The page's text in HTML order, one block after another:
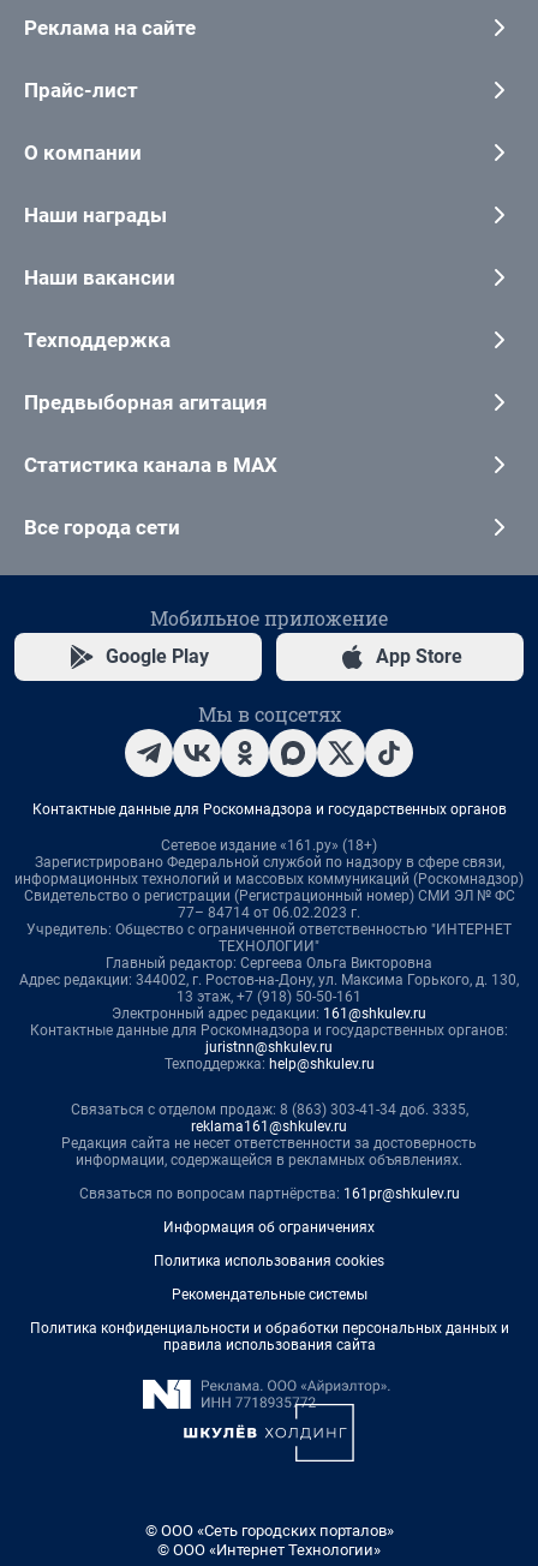
Реклама на сайте
Прайс-лист
О компании
Наши награды
Наши вакансии
Техподдержка
Предвыборная агитация
Статистика канала в MAX
Все города сети
Мобильное приложение
Google Play App Store
Мы в соцсетях
Контактные данные для Роскомнадзора и государственных органов
Сетевое издание «161.ру» (18+)
Зарегистрировано Федеральной службой по надзору в сфере связи,
информационных технологий и массовых коммуникаций (Роскомнадзор)
Свидетельство о регистрации (Регистрационный номер) СМИ ЭЛ № ФС
77– 84714 от 06.02.2023 г.
Учредитель: Общество с ограниченной ответственностью "ИНТЕРНЕТ
ТЕХНОЛОГИИ"
Главный редактор: Сергеева Ольга Викторовна
Адрес редакции: 344002, г. Ростов-на-Дону, ул. Максима Горького, д. 130,
13 этаж, +7 (918) 50-50-161
Электронный адрес редакции: 161@shkulev.ru
Контактные данные для Роскомнадзора и государственных органов:
juristnn@shkulev.ru
Техподдержка: help@shkulev.ru
Связаться с отделом продаж: 8 (863) 303-41-34 доб. 3335,
reklama161@shkulev.ru
Редакция сайта не несет ответственности за достоверность
информации, содержащейся в рекламных объявлениях.
Связаться по вопросам партнёрства: 161pr@shkulev.ru
Информация об ограничениях
Политика использования cookies
Рекомендательные системы
Политика конфиденциальности и обработки персональных данных и
правила использования сайта
© ООО «Сеть городских порталов»
© ООО «Интернет Технологии»